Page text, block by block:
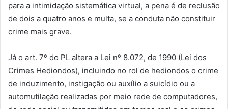
para a intimidação sistemática virtual, a pena é de reclusão
de dois a quatro anos e multa, se a conduta não constituir
crime mais grave.
Já o art. 7º do PL altera a Lei nº 8.072, de 1990 (Lei dos
Crimes Hediondos), incluindo no rol de hediondos o crime
de induzimento, instigação ou auxílio a suicídio ou a
automutilação realizadas por meio rede de computadores,